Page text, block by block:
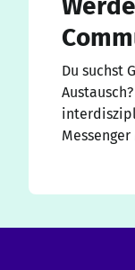
Du suchst